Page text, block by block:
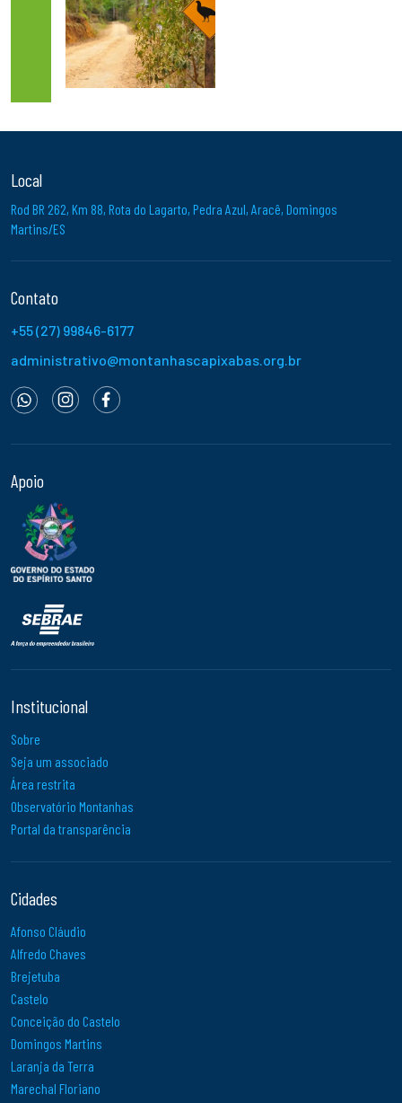
Local
Rod BR 262, Km 88, Rota do Lagarto, Pedra Azul, Aracê, Domingos
Martins/ES
Contato
+55 (27) 99846-6177
administrativo@montanhascapixabas.org.br
Apoio
Institucional
Sobre
Seja um associado
Área restrita
Observatório Montanhas
Portal da transparência
Cidades
Afonso Cláudio
Alfredo Chaves
Brejetuba
Castelo
Conceição do Castelo
Domingos Martins
Laranja da Terra
Marechal Floriano